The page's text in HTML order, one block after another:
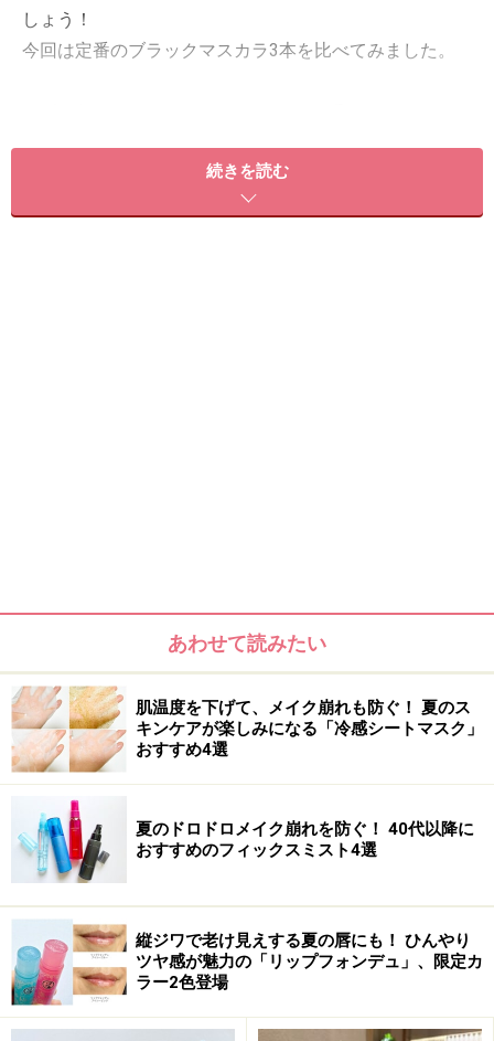
しょう！
今回は定番のブラックマスカラ3本を比べてみました。
がないと少し物足りない印象です。
まつ毛に長さが出て繊維でボリュームアップ
まつ毛がしっかりとカールして上向きに
1：デジャヴュ キープスタイル マスカラa
作ったカールを長時間キープします。“お湯でするんと落
続きを読む
あわせて読みたい
肌温度を下げて、メイク崩れも防ぐ！ 夏のス
キンケアが楽しみになる「冷感シートマスク」
おすすめ4選
夏のドロドロメイク崩れを防ぐ！ 40代以降に
おすすめのフィックスミスト4選
縦ジワで老け見えする夏の唇にも！ ひんやり
ツヤ感が魅力の「リップフォンデュ」、限定カ
ラー2色登場